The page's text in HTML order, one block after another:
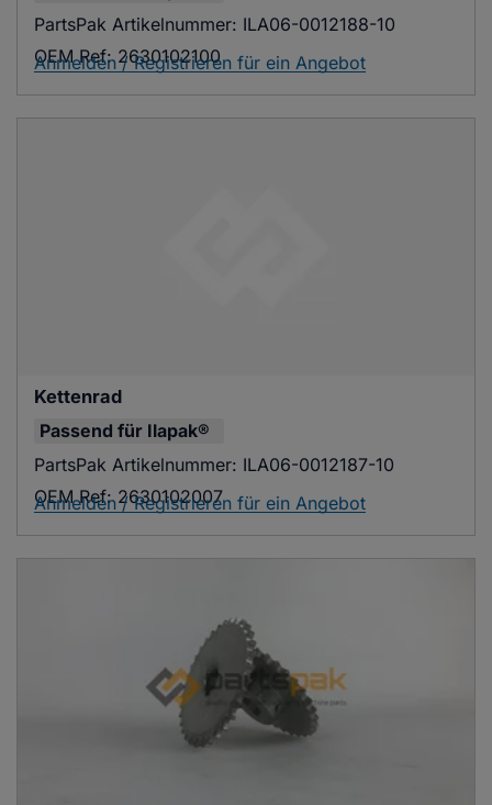
PartsPak Artikelnummer: ILA06-0012188-10
OEM Ref: 2630102100
Anmelden / Registrieren für ein Angebot
Kettenrad
Passend für Ilapak®
PartsPak Artikelnummer: ILA06-0012187-10
OEM Ref: 2630102007
Anmelden / Registrieren für ein Angebot